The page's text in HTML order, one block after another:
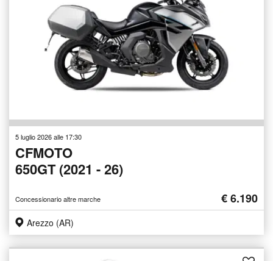
5 luglio 2026 alle 17:30
CFMOTO
650GT (2021 - 26)
Concessionario altre marche € 6.190
Arezzo (AR)